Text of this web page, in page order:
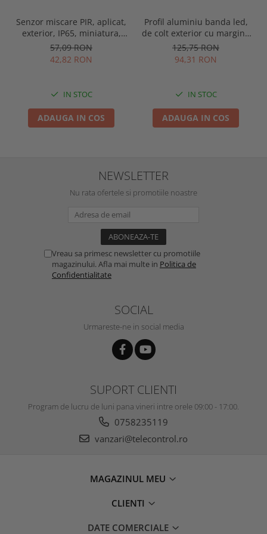
Senzor miscare PIR, aplicat,
exterior, IP65, miniatura,
alb, Optonica 7309
57,09 RON
42,82 RON
IN STOC
ADAUGA IN COS
Profil aluminiu banda led,
de colt exterior cu margini,
pentru tencuit, lungime 2m,
culoare gri natur, Optonica
125,75 RON
94,31 RON
IN STOC
ADAUGA IN COS
NEWSLETTER
Nu rata ofertele si promotiile noastre
Vreau sa primesc newsletter cu promotiile
magazinului. Afla mai multe in Politica de
Confidentialitate
SOCIAL
Urmareste-ne in social media
SUPORT CLIENTI
Program de lucru de luni pana vineri intre orele 09:00 - 17:00.
0758235119
vanzari@telecontrol.ro
MAGAZINUL MEU
CLIENTI
DATE COMERCIALE